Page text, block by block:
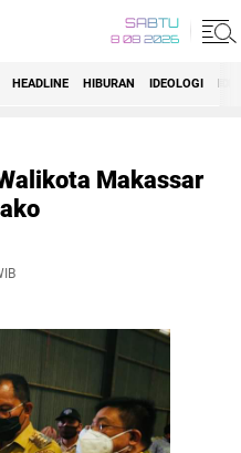
SABTU
8 08 2026
HEADLINE HIBURAN IDEOLOGI
Makassar